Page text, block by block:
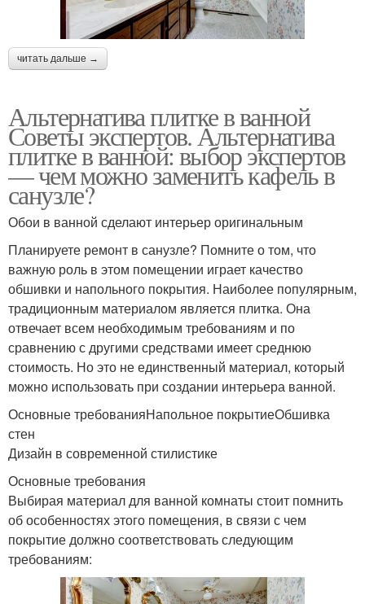
читать дальше →
Альтернатива плитке в ванной
Советы экспертов. Альтернатива
плитке в ванной: выбор экспертов
— чем можно заменить кафель в
санузле?
Обои в ванной сделают интерьер оригинальным
Планируете ремонт в санузле? Помните о том, что
важную роль в этом помещении играет качество
обшивки и напольного покрытия. Наиболее популярным,
традиционным материалом является плитка. Она
отвечает всем необходимым требованиям и по
сравнению с другими средствами имеет среднюю
стоимость. Но это не единственный материал, который
можно использовать при создании интерьера ванной.
Основные требованияНапольное покрытиеОбшивка
стен
Дизайн в современной стилистике
Основные требования
Выбирая материал для ванной комнаты стоит помнить
об особенностях этого помещения, в связи с чем
покрытие должно соответствовать следующим
требованиям: